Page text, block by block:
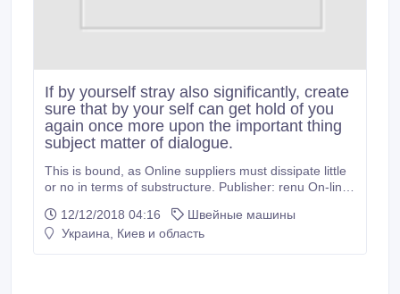
If by yourself stray also significantly, create
sure that by your self can get hold of you
again once more upon the important thing
subject matter of dialogue.
This is bound, as Online suppliers must dissipate little
or no in terms of substructure. Publisher: renu On-line
and sometimes have enormous networks of local and
international florists allowing for flower supply to just
12/12/2018 04:16
Швейные машины
Украина, Киев и область